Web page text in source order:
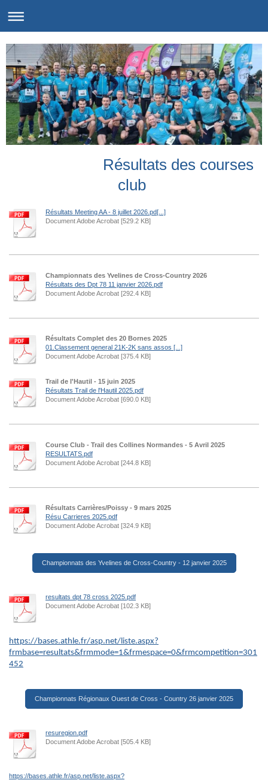
Résultats des courses
club
Résultats Meeting AA - 8 juillet 2026.pd[...]
Document Adobe Acrobat [529.2 KB]
Championnats des Yvelines de Cross-Country 2026
Résultats des Dpt 78 11 janvier 2026.pdf
Document Adobe Acrobat [292.4 KB]
Résultats Complet des 20 Bornes 2025
01.Classement general 21K-2K sans assos [...]
Document Adobe Acrobat [375.4 KB]
Trail de l'Hautil - 15 juin 2025
Résultats Trail de l'Hautil 2025.pdf
Document Adobe Acrobat [690.0 KB]
Course Club - Trail des Collines Normandes - 5 Avril 2025
RESULTATS.pdf
Document Adobe Acrobat [244.8 KB]
Résultats Carrières/Poissy - 9 mars 2025
Résu Carrieres 2025.pdf
Document Adobe Acrobat [324.9 KB]
Championnats des Yvelines de Cross-Country - 12 janvier 2025
resultats dpt 78 cross 2025.pdf
Document Adobe Acrobat [102.3 KB]
https://bases.athle.fr/asp.net/liste.aspx?
frmbase=resultats&frmmode=1&frmespace=0&frmcompetition=301
452
Championnats Régionaux Ouest de Cross - Country 26 janvier 2025
resuregion.pdf
Document Adobe Acrobat [505.4 KB]
https://bases.athle.fr/asp.net/liste.aspx?